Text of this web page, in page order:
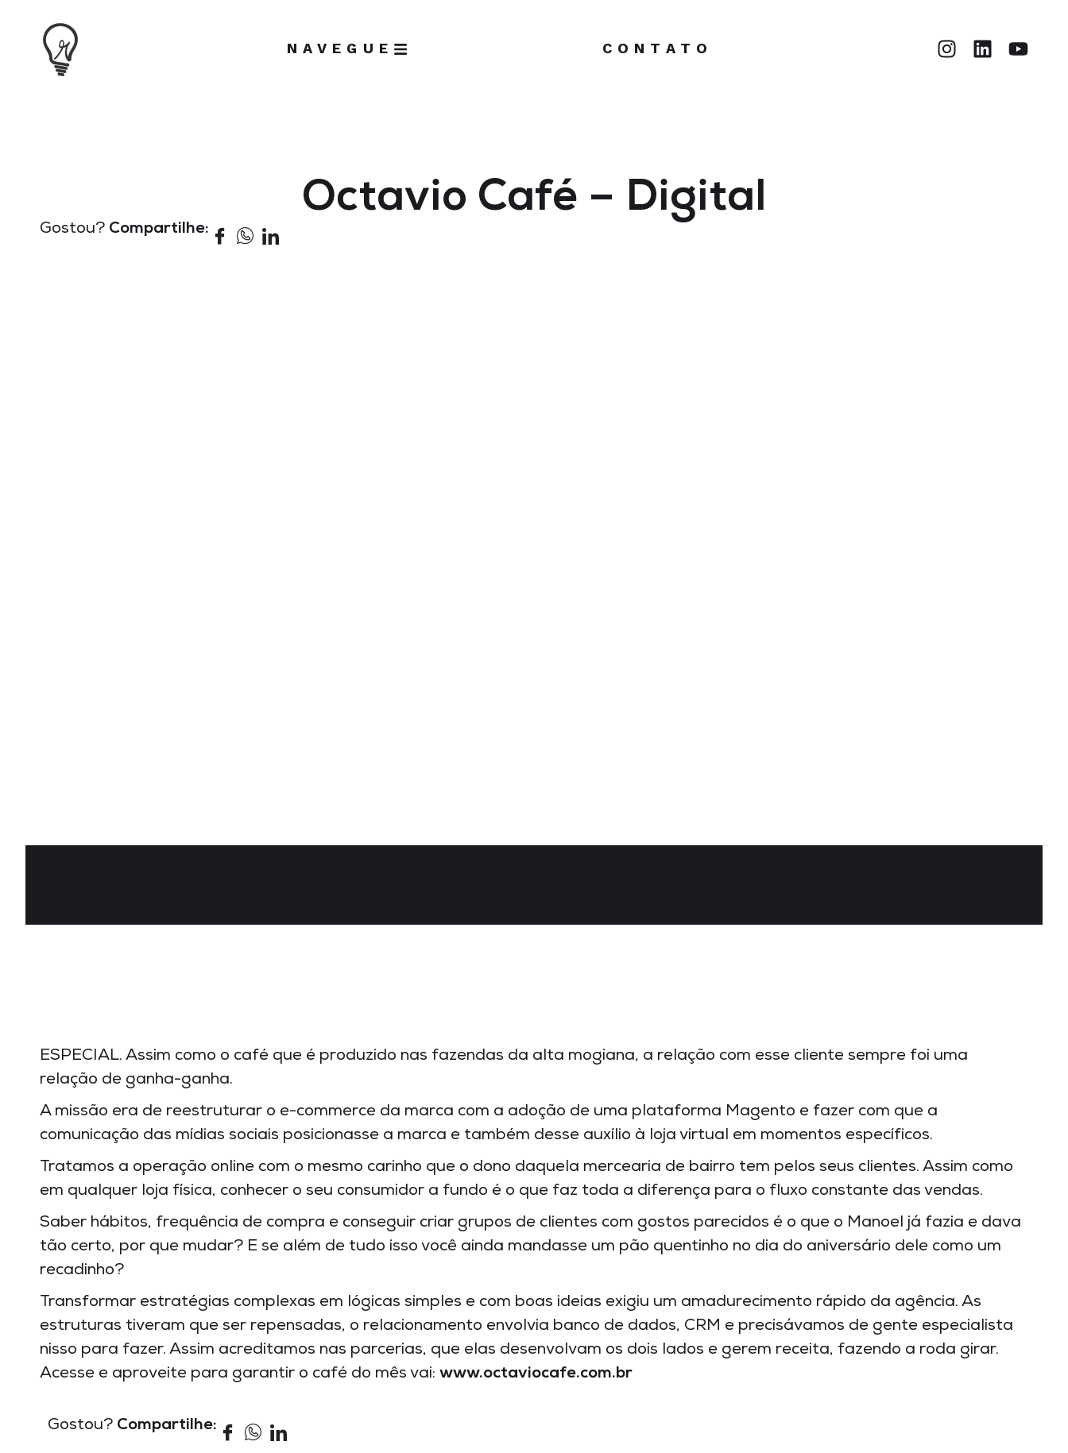
NAVEGUE CONTATO
Octavio Café – Digital
Gostou? Compartilhe:
ESPECIAL. Assim como o café que é produzido nas fazendas da alta mogiana, a relação com esse cliente sempre foi uma
relação de ganha-ganha.
A missão era de reestruturar o e-commerce da marca com a adoção de uma plataforma Magento e fazer com que a
comunicação das mídias sociais posicionasse a marca e também desse auxílio à loja virtual em momentos específicos.
Tratamos a operação online com o mesmo carinho que o dono daquela mercearia de bairro tem pelos seus clientes. Assim como
em qualquer loja física, conhecer o seu consumidor a fundo é o que faz toda a diferença para o fluxo constante das vendas.
Saber hábitos, frequência de compra e conseguir criar grupos de clientes com gostos parecidos é o que o Manoel já fazia e dava
tão certo, por que mudar? E se além de tudo isso você ainda mandasse um pão quentinho no dia do aniversário dele como um
recadinho?
Transformar estratégias complexas em lógicas simples e com boas ideias exigiu um amadurecimento rápido da agência. As
estruturas tiveram que ser repensadas, o relacionamento envolvia banco de dados, CRM e precisávamos de gente especialista
nisso para fazer. Assim acreditamos nas parcerias, que elas desenvolvam os dois lados e gerem receita, fazendo a roda girar.
Acesse e aproveite para garantir o café do mês vai: www.octaviocafe.com.br
Gostou? Compartilhe: